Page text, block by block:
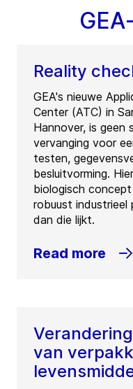
Reality
GEA's nieuwe
Center (ATC) in
Hannover, is geen
vervanging voor
testen,
besluitvorming.
biologisch
robuust industrieel
dan die lijkt.
Read more
van